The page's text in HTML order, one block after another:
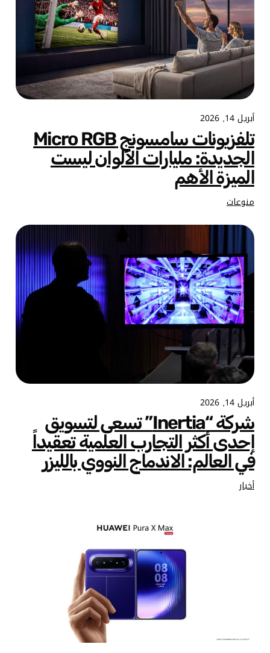
أبريل 14, 2026
تلفزيونات سامسونج Micro RGB
الجديدة: مليارات الألوان ليست
الميزة الأهم
منوعات
أبريل 14, 2026
شركة “Inertia” تسعى لتسويق
إحدى أكثر التجارب العلمية تعقيداً
في العالم: الاندماج النووي بالليزر
أخبار